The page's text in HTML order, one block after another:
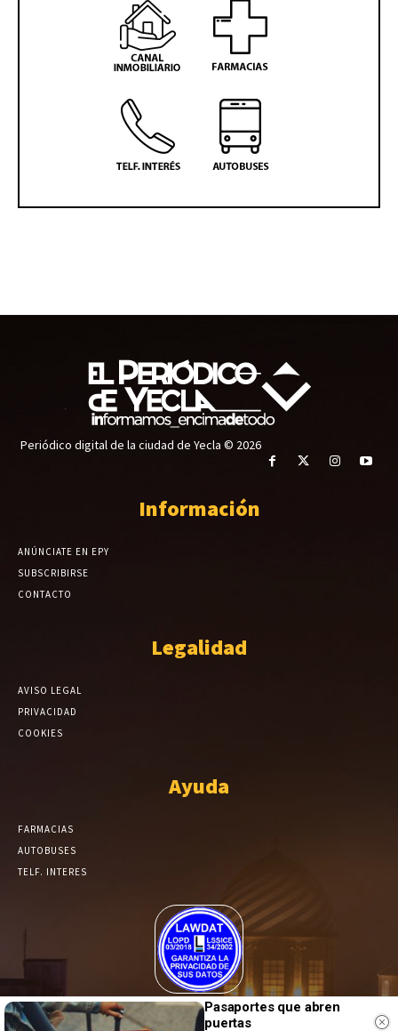
Periódico digital de la ciudad de Yecla © 2026
Información
ANÚNCIATE EN EPY
SUBSCRIBIRSE
CONTACTO
Legalidad
AVISO LEGAL
PRIVACIDAD
COOKIES
Ayuda
FARMACIAS
AUTOBUSES
TELF. INTERES
El Periódico de Yecla alcanza un grado más de compromiso en el
tratamiento de sus datos.
Pasaportes que abren
puertas